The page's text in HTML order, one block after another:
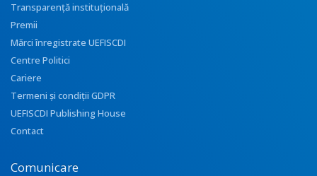
Transparenţă instituţională
Premii
Mărci înregistrate UEFISCDI
Centre Politici
Cariere
Termeni și condiții GDPR
UEFISCDI Publishing House
Contact
Comunicare